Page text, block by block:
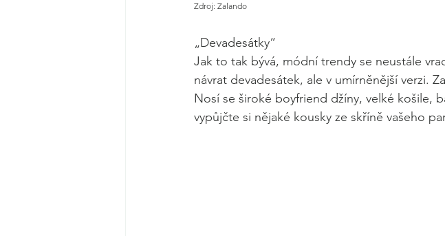
Zdroj: Zalando
„Devadesátky“
Jak to tak bývá, módní trendy se neustále
návrat devadesátek, ale v umírněnější verzi.
Nosí se široké boyfriend džíny, velké košile,
vypůjčte si nějaké kousky ze skříně vašeho